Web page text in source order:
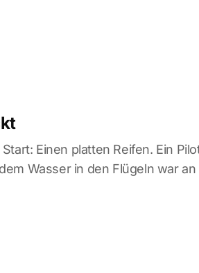
Einen platten Reifen. Ein
Wasser in den Flügeln war